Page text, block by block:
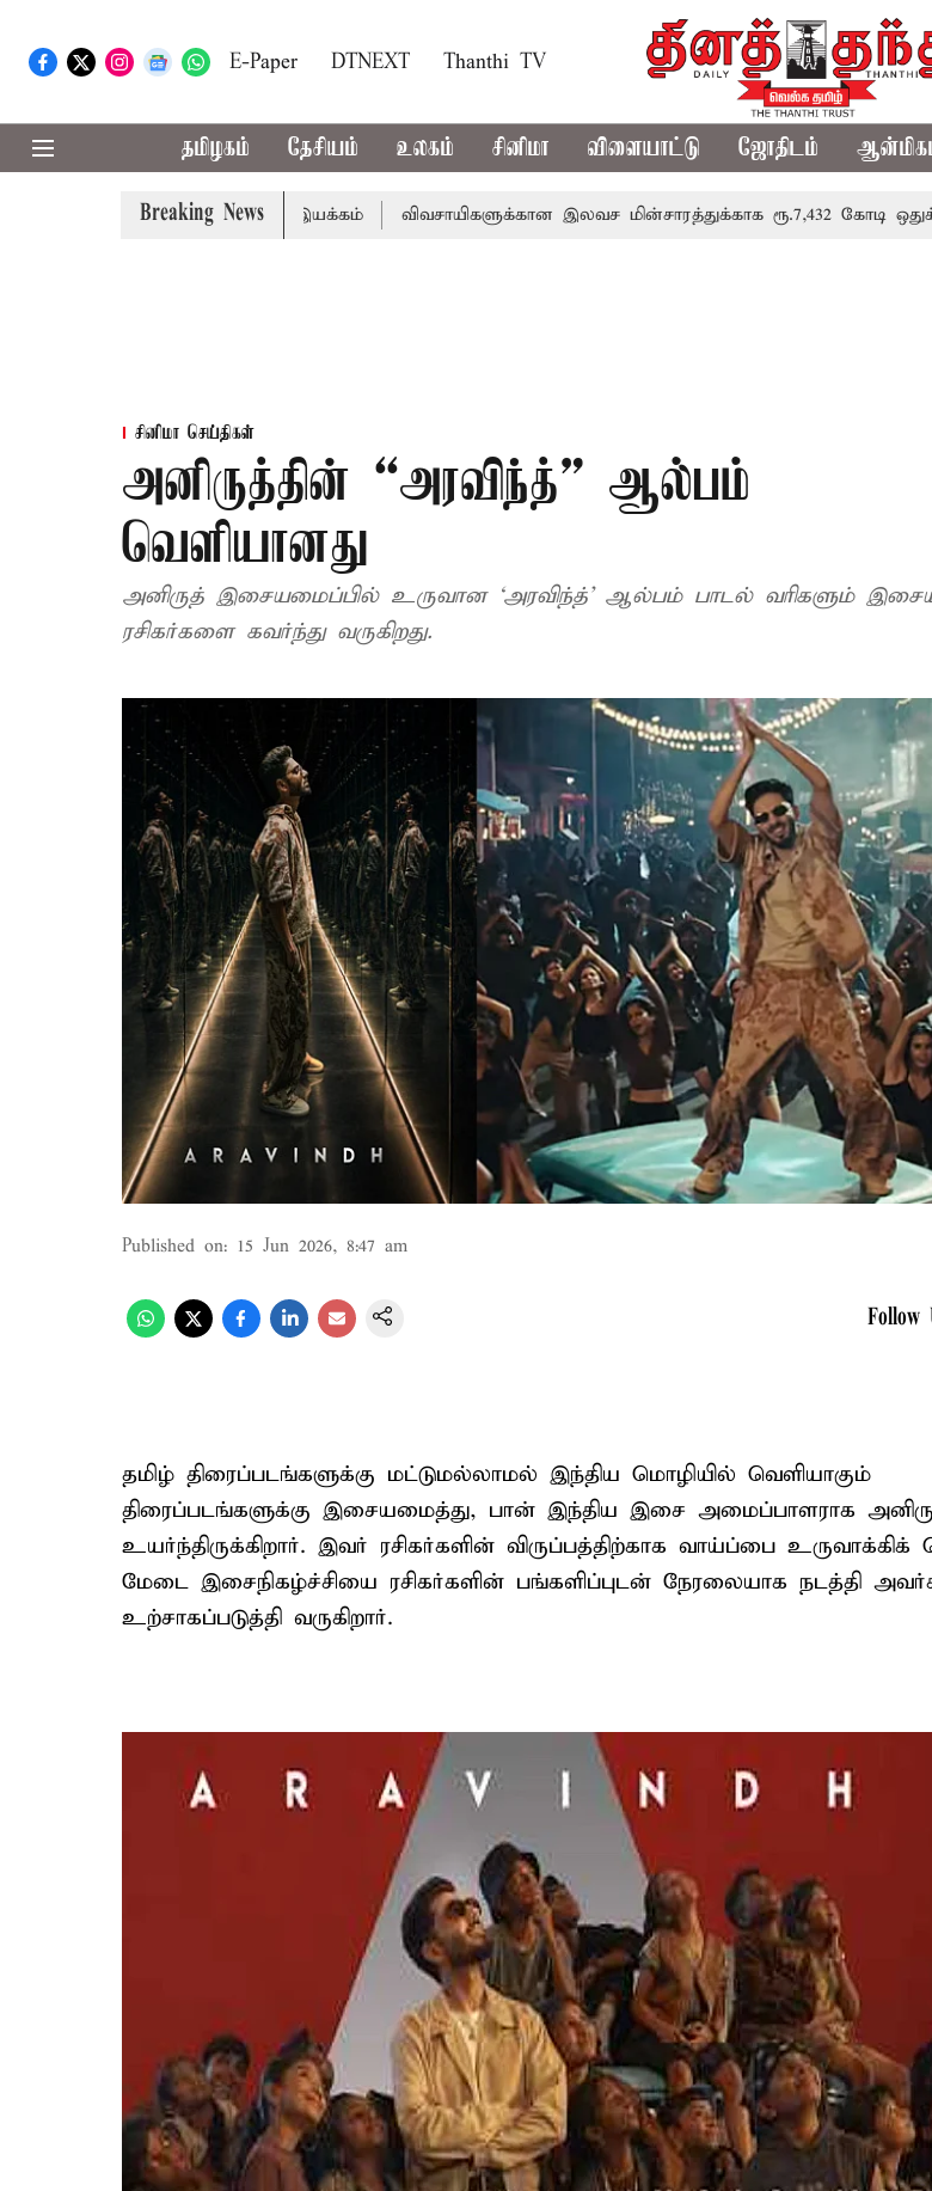
E-Paper DTNEXT Thanthi TV
தமிழகம் தேசியம் உலகம் சினிமா விளையாட்டு ஜோதிடம்
Breaking News
மண்வள பாதுகாப்பு இயக்கம் விவசாயிகளுக்கான இலவச மின்சாரத்துக்காக ரூ.7,432 கோடி ஒதுக்கீடு;
சினிமா செய்திகள்
அனிருத்தின் “அரவிந்த்” ஆல்பம்
வெளியானது
அனிருத் இசையமைப்பில் உருவான ‘அரவிந்த்’ ஆல்பம் பாடல் வரிகளும்
ரசிகர்களை கவர்ந்து வருகிறது.
Published on: 15 Jun 2026, 8:47 am
Follow
தமிழ் திரைப்படங்களுக்கு மட்டுமல்லாமல் இந்திய மொழியில் வெளியாகும்
திரைப்படங்களுக்கு இசையமைத்து, பான் இந்திய இசை அமைப்பாளராக
உயர்ந்திருக்கிறார். இவர் ரசிகர்களின் விருப்பத்திற்காக வாய்ப்பை
மேடை இசைநிகழ்ச்சியை ரசிகர்களின் பங்களிப்புடன் நேரலையாக நடத்தி
உற்சாகப்படுத்தி வருகிறார்.